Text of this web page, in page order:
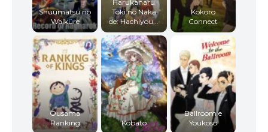
Shuumatsu no
Walküre
Harukanaru
Toki no Naka
de: Hachiyou...
Kokoro
Connect
Ousama
Ranking
Kobato
Ballroom e
Youkoso